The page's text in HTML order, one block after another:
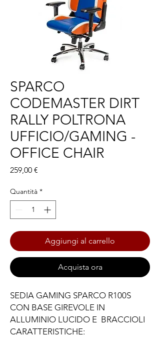
SPARCO
CODEMASTER DIRT
RALLY POLTRONA
UFFICIO/GAMING -
OFFICE CHAIR
259,00 €
Quantità *
Aggiungi al carrello
Acquista ora
SEDIA GAMING SPARCO R100S
CON BASE GIREVOLE IN
ALLUMINIO LUCIDO E BRACCIOLI
CARATTERISTICHE: